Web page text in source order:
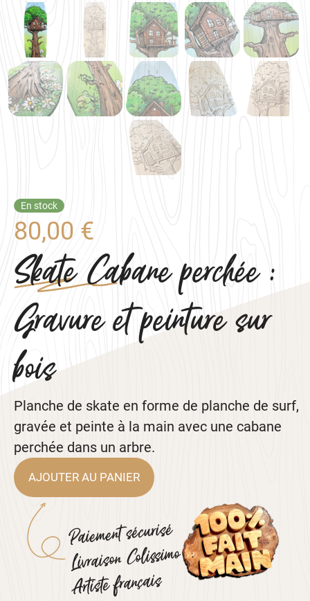
80,00 €
Skate Cabane perchée :
Gravure et peinture sur
bois
Planche de skate en forme de planche de surf,
gravée et peinte à la main avec une cabane
perchée dans un arbre.
En stock
AJOUTER AU PANIER
Paiement sécurisé
Livraison Colissimo
Artiste français